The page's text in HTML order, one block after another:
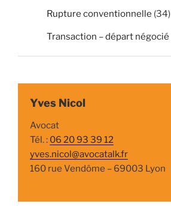
Rupture conventionnelle (34)
Transaction – départ négocié
Yves Nicol
Avocat
Tél. : 06 20 93 39 12
yves.nicol@avocatalk.fr
160 rue Vendôme – 69003 Lyon